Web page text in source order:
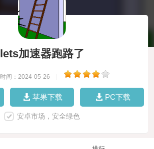
lets加速器跑路了
时间：2024-05-26
苹果下载 PC下载
安卓市场，安全绿色